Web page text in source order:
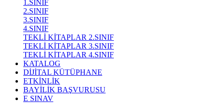
1.SINIF
2.SINIF
3.SINIF
4.SINIF
TEKLİ KİTAPLAR 2.SINIF
TEKLİ KİTAPLAR 3.SINIF
TEKLİ KİTAPLAR 4.SINIF
KATALOG
DİJİTAL KÜTÜPHANE
ETKİNLİK
BAYİLİK BAŞVURUSU
E SINAV